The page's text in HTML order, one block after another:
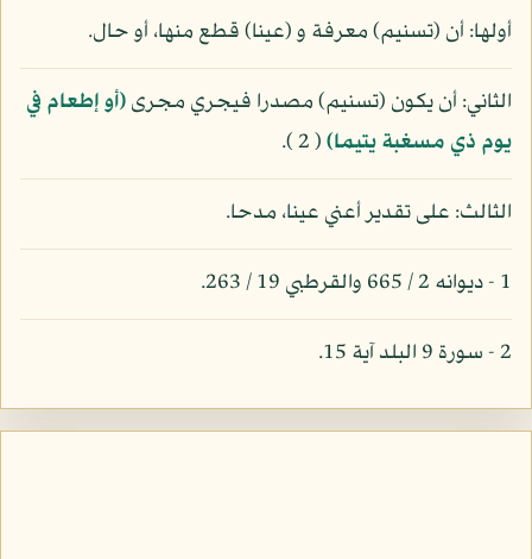
أولها: أن (تسنيم) معرفة و (عينا) قطع منها، أو حال.
الثاني: أن يكون (تسنيم) مصدرا فيجري مجرى(أو إطعام في
يوم ذي مسغبة يتيما)( 2 ).
الثالث: على تقدير أعني عينا، مدحا.
1 - ديوانه 2 / 665 والقرطبي 19 / 263.
2 - سورة 9 البلد آية 15.